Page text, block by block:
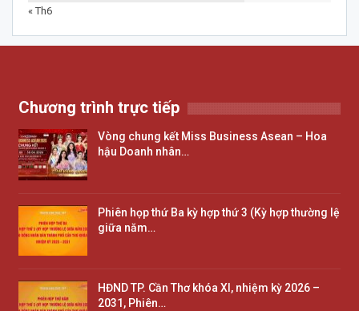
« Th6
Chương trình trực tiếp
Vòng chung kết Miss Business Asean – Hoa
hậu Doanh nhân…
Phiên họp thứ Ba kỳ hợp thứ 3 (Kỳ hợp thường lệ
giữa năm…
HĐND TP. Cần Thơ khóa XI, nhiệm kỳ 2026 –
2031, Phiên…